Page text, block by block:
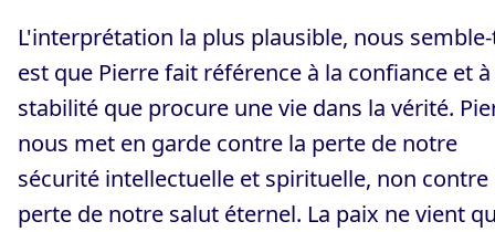
L'interprétation la plus plausible, nous
est que Pierre fait référence à la confiance et
stabilité que procure une vie dans la vérité.
nous met en garde contre la perte de notre
sécurité intellectuelle et spirituelle, non contre
perte de notre salut éternel. La paix ne vient